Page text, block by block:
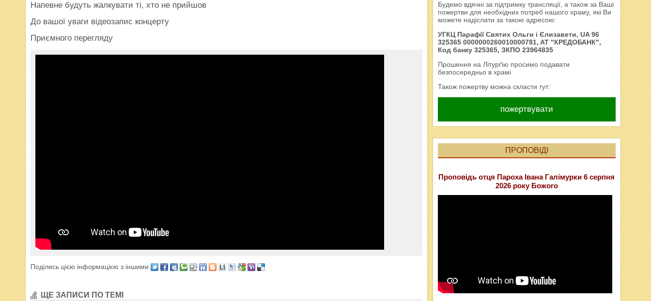
Напевне будуть жалкувати ті, хто не прийшов
До вашої уваги відеозапис концерту
Приємного перегляду
Поділись цією інформацією з іншими
ЩЕ ЗАПИСИ ПО ТЕМІ
Будемо вдячні за підтримку трансляції, а також за Ваші
пожертви для необхідних потреб нашого храму, які Ви
можете надіслати за такою адресою:
УГКЦ Парафії Святих Ольги і Єлизавети, UA 96
325365 0000000260010000781, AT "КРЕДОБАНК",
Код банку 325365, ЗКПО 23964835
Прошення на Літурґію просимо подавати
безпосередньо в храмі
Також пожертву можна скласти тут:
пожертвувати
ПРОПОВІДІ
Проповідь отця Пароха Івана Галімурки 6 серпня
2026 року Божого